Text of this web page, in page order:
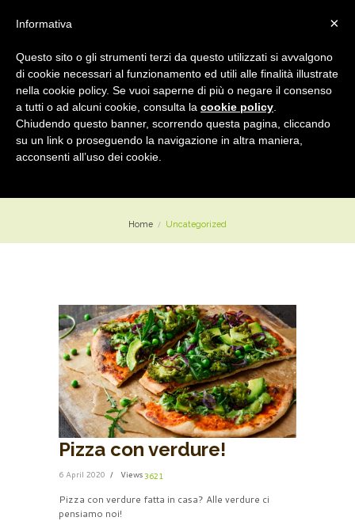
Lavorazione Verdure Legumi e Cereali
Home Uncategorized
Pizza con verdure!
6 April 2020 Views 3621
Pizza con verdure fatta in casa? Alle verdure ci
pensiamo noi!
×
Informativa
Questo sito o gli strumenti terzi da questo utilizzati si avvalgono
di cookie necessari al funzionamento ed utili alle finalità illustrate
nella cookie policy. Se vuoi saperne di più o negare il consenso
a tutti o ad alcuni cookie, consulta la cookie policy
Chiudendo questo banner, scorrendo questa pagina, cliccando
su un link o proseguendo la navigazione in altra maniera,
acconsenti all’uso dei cookie.